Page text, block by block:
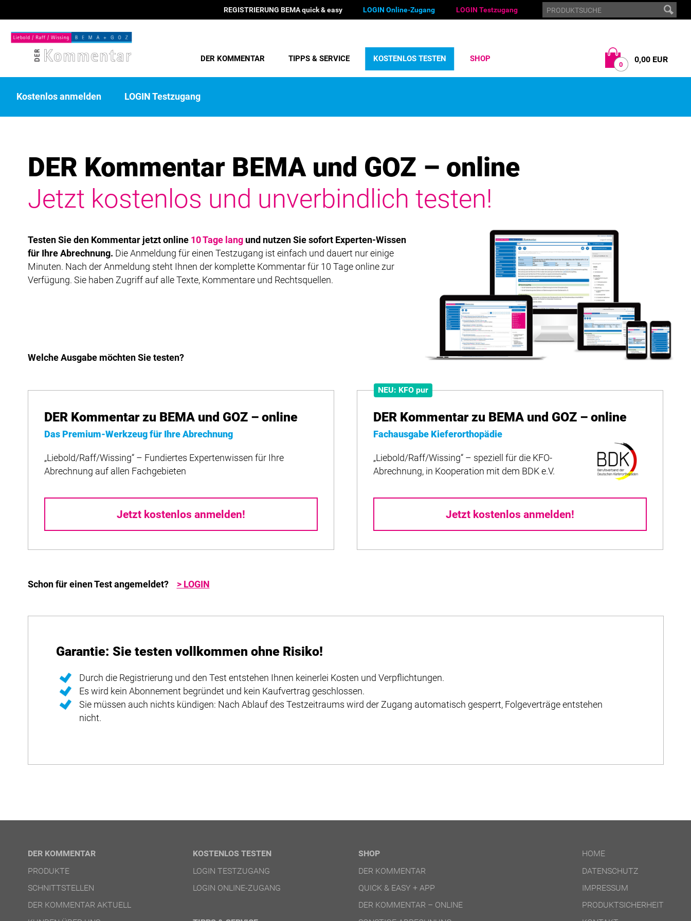
REGISTRIERUNG BEMA quick & easy LOGIN Online-Zugang LOGIN Testzugang
DER KOMMENTAR TIPPS & SERVICE KOSTENLOS TESTEN SHOP
0 0,00 EUR
Kostenlos anmelden LOGIN Testzugang
DER Kommentar BEMA und GOZ – online
Jetzt kostenlos und unverbindlich testen!
Testen Sie den Kommentar jetzt online 10 Tage langund nutzen Sie sofort Experten-Wissen
für Ihre Abrechnung. Die Anmeldung für einen Testzugang ist einfach und dauert nur einige
Minuten. Nach der Anmeldung steht Ihnen der komplette Kommentar für 10 Tage online zur
Verfügung. Sie haben Zugriff auf alle Texte, Kommentare und Rechtsquellen.
Welche Ausgabe möchten Sie testen?
DER Kommentar zu BEMA und GOZ – online
Das Premium-Werkzeug für Ihre Abrechnung
„Liebold/Raff/Wissing“ – Fundiertes Expertenwissen für Ihre
Abrechnung auf allen Fachgebieten
Jetzt kostenlos anmelden!
NEU: KFO pur
DER Kommentar zu BEMA und GOZ – online
Fachausgabe Kieferorthopädie
„Liebold/Raff/Wissing“ – speziell für die KFO-
Abrechnung, in Kooperation mit dem BDK e.V.
Jetzt kostenlos anmelden!
Schon für einen Test angemeldet? > LOGIN
Garantie: Sie testen vollkommen ohne Risiko!
Durch die Registrierung und den Test entstehen Ihnen keinerlei Kosten und Verpflichtungen.
Es wird kein Abonnement begründet und kein Kaufvertrag geschlossen.
Sie müssen auch nichts kündigen: Nach Ablauf des Testzeitraums wird der Zugang automatisch gesperrt, Folgeverträge entstehen
nicht.
DER KOMMENTAR
PRODUKTE
SCHNITTSTELLEN
DER KOMMENTAR AKTUELL
KOSTENLOS TESTEN
LOGIN TESTZUGANG
LOGIN ONLINE-ZUGANG
SHOP
DER KOMMENTAR
QUICK & EASY + APP
DER KOMMENTAR – ONLINE
HOME
DATENSCHUTZ
IMPRESSUM
PRODUKTSICHERHEIT